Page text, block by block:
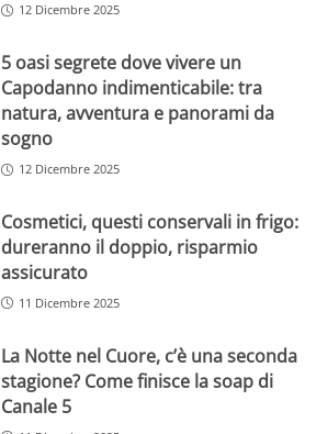
12 Dicembre 2025
5 oasi segrete dove vivere un
Capodanno indimenticabile: tra
natura, avventura e panorami da
sogno
12 Dicembre 2025
Cosmetici, questi conservali in frigo:
dureranno il doppio, risparmio
assicurato
11 Dicembre 2025
La Notte nel Cuore, c’è una seconda
stagione? Come finisce la soap di
Canale 5